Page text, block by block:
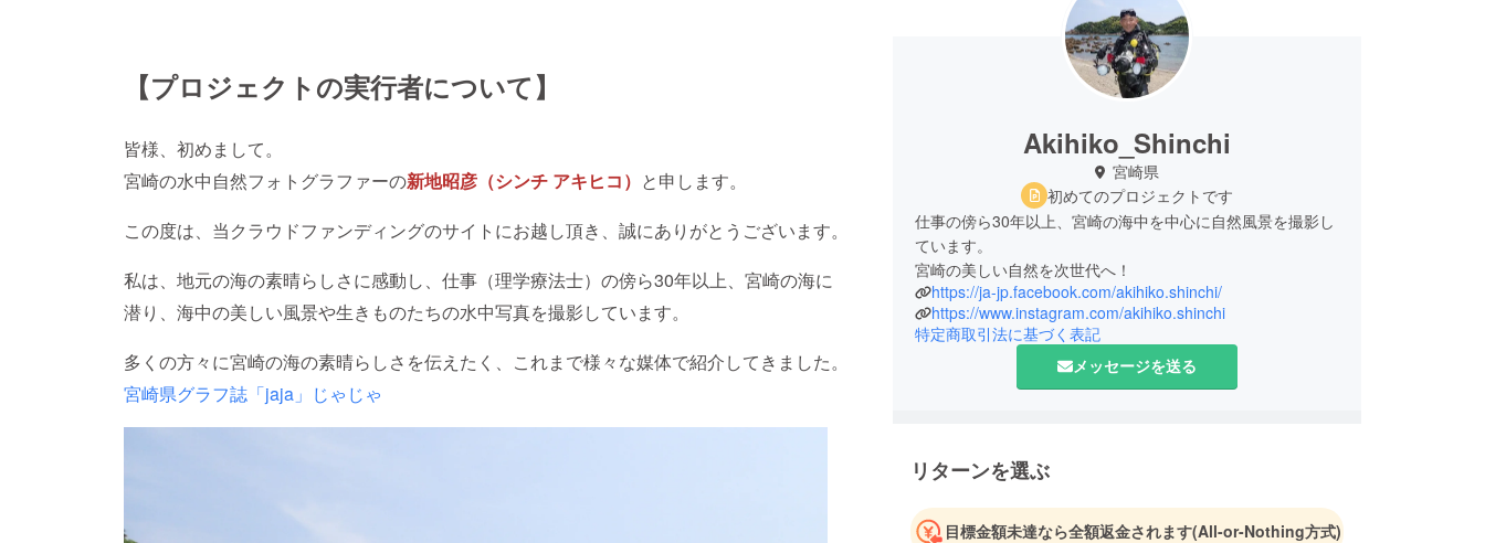
【プロジェクトの実行者について】
皆様、初めまして。
宮崎の水中自然フォトグラファーの新地昭彦（シンチ アキヒコ） と申します。
この度は、当クラウドファンディングのサイトにお越し頂き、誠にありがとうございます。
私は、地元の海の素晴らしさに感動し、仕事（理学療法士）の傍ら30年以上、宮崎の海に
潜り、海中の美しい風景や生きものたちの水中写真を撮影しています。
多くの方々に宮崎の海の素晴らしさを伝えたく、これまで様々な媒体で紹介してきました。
宮崎県グラフ誌「jaja」じゃじゃ
Akihiko_Shinchi
宮崎県
初めてのプロジェクトです
仕事の傍ら30年以上、宮崎の海中を中心に自然風景を撮影し
ています。
宮崎の美しい自然を次世代へ！
https://ja-jp.facebook.com/akihiko.shinchi/
https://www.instagram.com/akihiko.shinchi
特定商取引法に基づく表記
メッセージを送る
リターンを選ぶ
目標金額未達なら全額返金されます(All-or-Nothing方式)